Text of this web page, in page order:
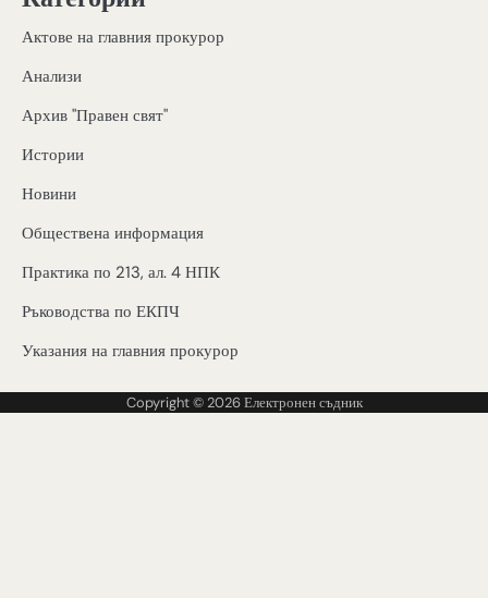
Актове на главния прокурор
Анализи
Архив "Правен свят"
Истории
Новини
Обществена информация
Практика по 213, ал. 4 НПК
Ръководства по ЕКПЧ
Указания на главния прокурор
Copyright © 2026Електронен съдник